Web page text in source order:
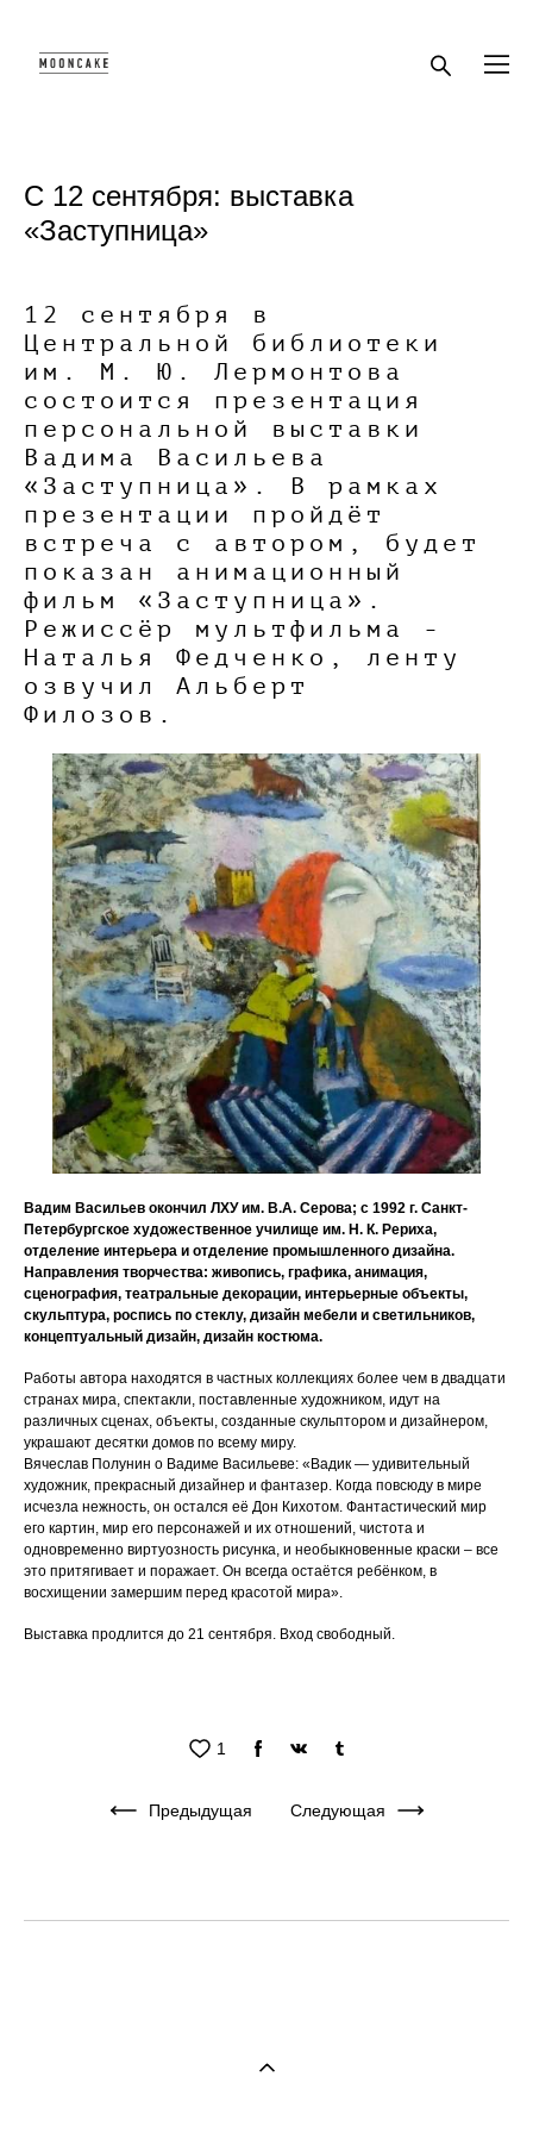
С 12 сентября: выставка
«Заступница»
12 сентября в
Центральной библиотеки
им. М. Ю. Лермонтова
состоится презентация
персональной выставки
Вадима Васильева
«Заступница». В рамках
презентации пройдёт
встреча с автором, будет
показан анимационный
фильм «Заступница».
Режиссёр мультфильма -
Наталья Федченко, ленту
озвучил Альберт
Филозов.
Вадим Васильев окончил ЛХУ им. В.А. Серова; с 1992 г. Санкт-
Петербургское художественное училище им. Н. К. Рериха,
отделение интерьера и отделение промышленного дизайна.
Направления творчества: живопись, графика, анимация,
сценография, театральные декорации, интерьерные объекты,
скульптура, роспись по стеклу, дизайн мебели и светильников,
концептуальный дизайн, дизайн костюма.
Работы автора находятся в частных коллекциях более чем в двадцати
странах мира, спектакли, поставленные художником, идут на
различных сценах, объекты, созданные скульптором и дизайнером,
украшают десятки домов по всему миру.
Вячеслав Полунин о Вадиме Васильеве: «Вадик — удивительный
художник, прекрасный дизайнер и фантазер. Когда повсюду в мире
исчезла нежность, он остался её Дон Кихотом. Фантастический мир
его картин, мир его персонажей и их отношений, чистота и
одновременно виртуозность рисунка, и необыкновенные краски – все
это притягивает и поражает. Он всегда остаётся ребёнком, в
восхищении замершим перед красотой мира».
Выставка продлится до 21 сентября. Вход свободный.
1
Предыдущая Следующая